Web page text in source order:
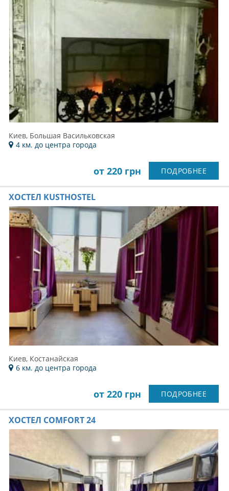
Киев, Большая Васильковская
4 км. до центра города
от 220 грн ПОДРОБНЕЕ
ХОСТЕЛ KUSTHOSTEL
Киев, Костанайская
6 км. до центра города
от 220 грн ПОДРОБНЕЕ
ХОСТЕЛ COMFORT 24